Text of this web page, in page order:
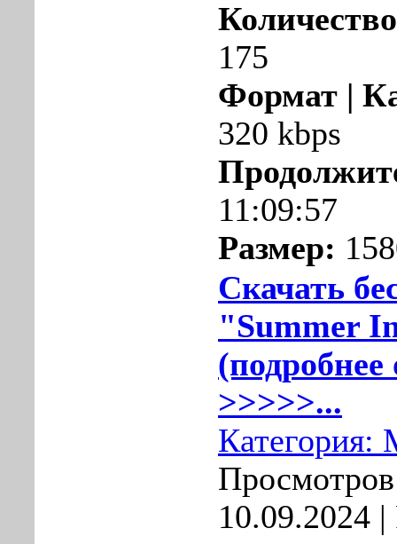
175
Формат |
320 kbps
11:09:57
Размер:
Скачать
"Summer
(подробнее
>>>>>...
Категория:
10.09.2024 |